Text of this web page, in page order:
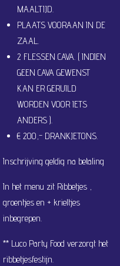
MAALTIJD.
PLAATS VOORAAN IN DE
ZAAL.
2 FLESSEN CAVA. ( INDIEN
GEEN CAVA GEWENST
KAN ER GERUILD
WORDEN VOOR IETS
ANDERS ).
€ 200,- DRANKJETONS.
Inschrijving geldig na betaling
In het menu zit Ribbetjes ,
groentjes en + krieltjes
inbegrepen.
** Luco Party Food verzorgt het
ribbetjesfestijn.